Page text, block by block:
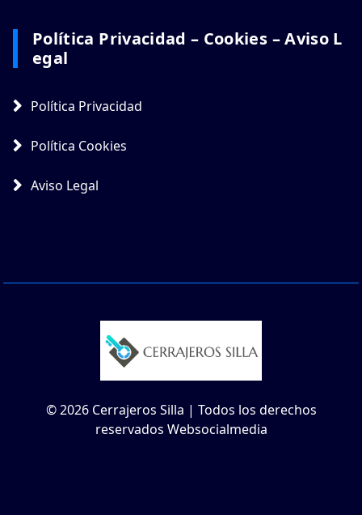
Política Privacidad – Cookies – Aviso L
Egal
Política Privacidad
Política Cookies
Aviso Legal
© 2026 Cerrajeros Silla | Todos los derechos
reservados Websocialmedia